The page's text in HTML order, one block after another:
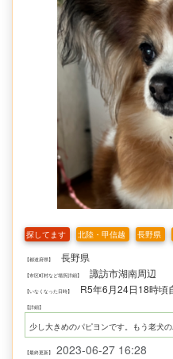
探してます 北陸・甲信越 長野県
【都道府県】 長野県
【市区町村など場所詳細】 諏訪市湖南周辺
【いなくなった日時】 R5年6月24日18時頃
【詳細】
【最終更新】 2023-06-27 16:28